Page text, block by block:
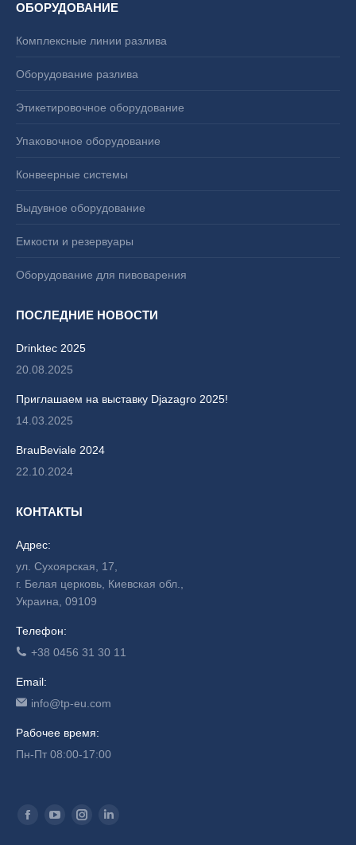
ОБОРУДОВАНИЕ
Комплексные линии разлива
Оборудование разлива
Этикетировочное оборудование
Упаковочное оборудование
Конвеерные системы
Выдувное оборудование
Емкости и резервуары
Оборудование для пивоварения
ПОСЛЕДНИЕ НОВОСТИ
Drinktec 2025
20.08.2025
Приглашаем на выставку Djazagro 2025!
14.03.2025
BrauBeviale 2024
22.10.2024
КОНТАКТЫ
Адрес:
ул. Сухоярская, 17,
г. Белая церковь, Киевская обл.,
Украина, 09109
Телефон:
+38 0456 31 30 11
Email:
info@tp-eu.com
Рабочее время:
Пн-Пт 08:00-17:00
Find us on: